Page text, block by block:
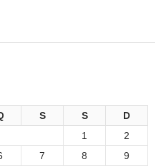
S S
D
1
2
7 8 9